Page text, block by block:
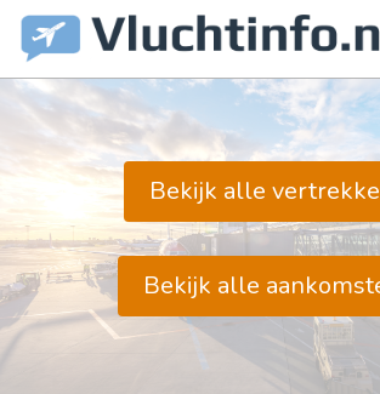
Bekijk alle
Bekijk alle